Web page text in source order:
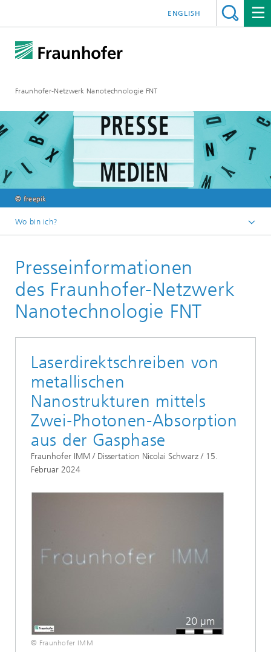
Fraunhofer-Netzwerk Nanotechnologie FNT
ENGLISH
© freepik
Wo bin ich?
Presseinformationen
des Fraunhofer-Netzwerk
Nanotechnologie FNT
Laserdirektschreiben von
metallischen
Nanostrukturen mittels
Zwei‑Photonen-Absorption
aus der Gasphase
Fraunhofer IMM / Dissertation Nicolai Schwarz / 15.
Februar 2024
© Fraunhofer IMM